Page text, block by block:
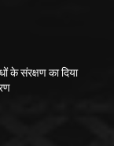
के संरक्षण का दिया